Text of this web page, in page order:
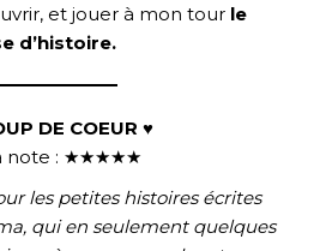
et jouer à mon tour le
d’histoire.
DE COEUR ♥
note : ★★★★★
les petites histoires écrites
qui en seulement quelques